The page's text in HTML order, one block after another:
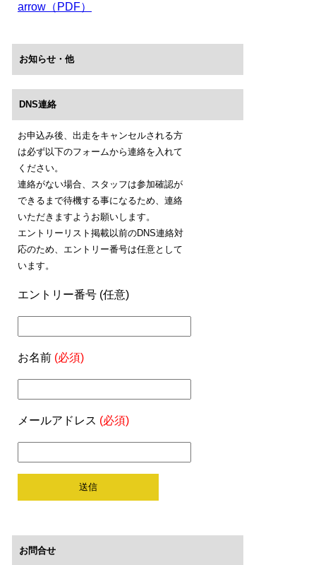
arrow（PDF）
お知らせ・他
DNS連絡
お申込み後、出走をキャンセルされる方
は必ず以下のフォームから連絡を入れて
ください。
連絡がない場合、スタッフは参加確認が
できるまで待機する事になるため、連絡
いただきますようお願いします。
エントリーリスト掲載以前のDNS連絡対
応のため、エントリー番号は任意として
います。
エントリー番号 (任意)
お名前 (必須)
メールアドレス (必須)
お問合せ